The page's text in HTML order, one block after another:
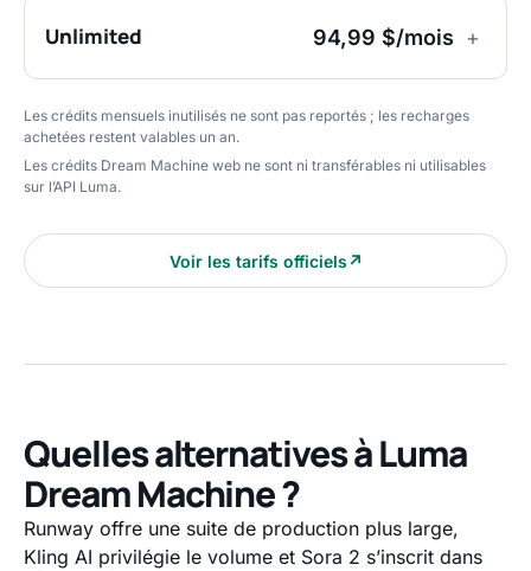
Unlimited 94,99 $/mois +
Les crédits mensuels inutilisés ne sont pas reportés ; les recharges
achetées restent valables un an.
Les crédits Dream Machine web ne sont ni transférables ni utilisables
sur l’API Luma.
Voir les tarifs officiels↗
Quelles alternatives à Luma
Dream Machine ?
Runway offre une suite de production plus large,
Kling AI privilégie le volume et Sora 2 s’inscrit dans